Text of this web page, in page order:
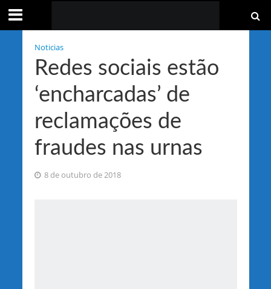
Noticias
Redes sociais estão
‘encharcadas’ de
reclamações de
fraudes nas urnas
8 de outubro de 2018